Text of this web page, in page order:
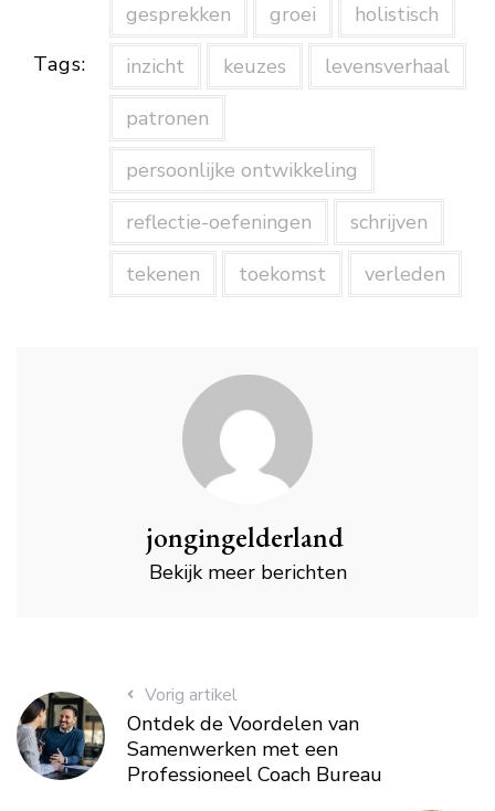
Tags:
gesprekken
groei
holistisch
inzicht
keuzes
levensverhaal
patronen
persoonlijke ontwikkeling
reflectie-oefeningen
schrijven
tekenen
toekomst verleden
jongingelderland
Bekijk meer berichten
Vorig artikel
Ontdek de Voordelen van
Samenwerken met een
Professioneel Coach Bureau